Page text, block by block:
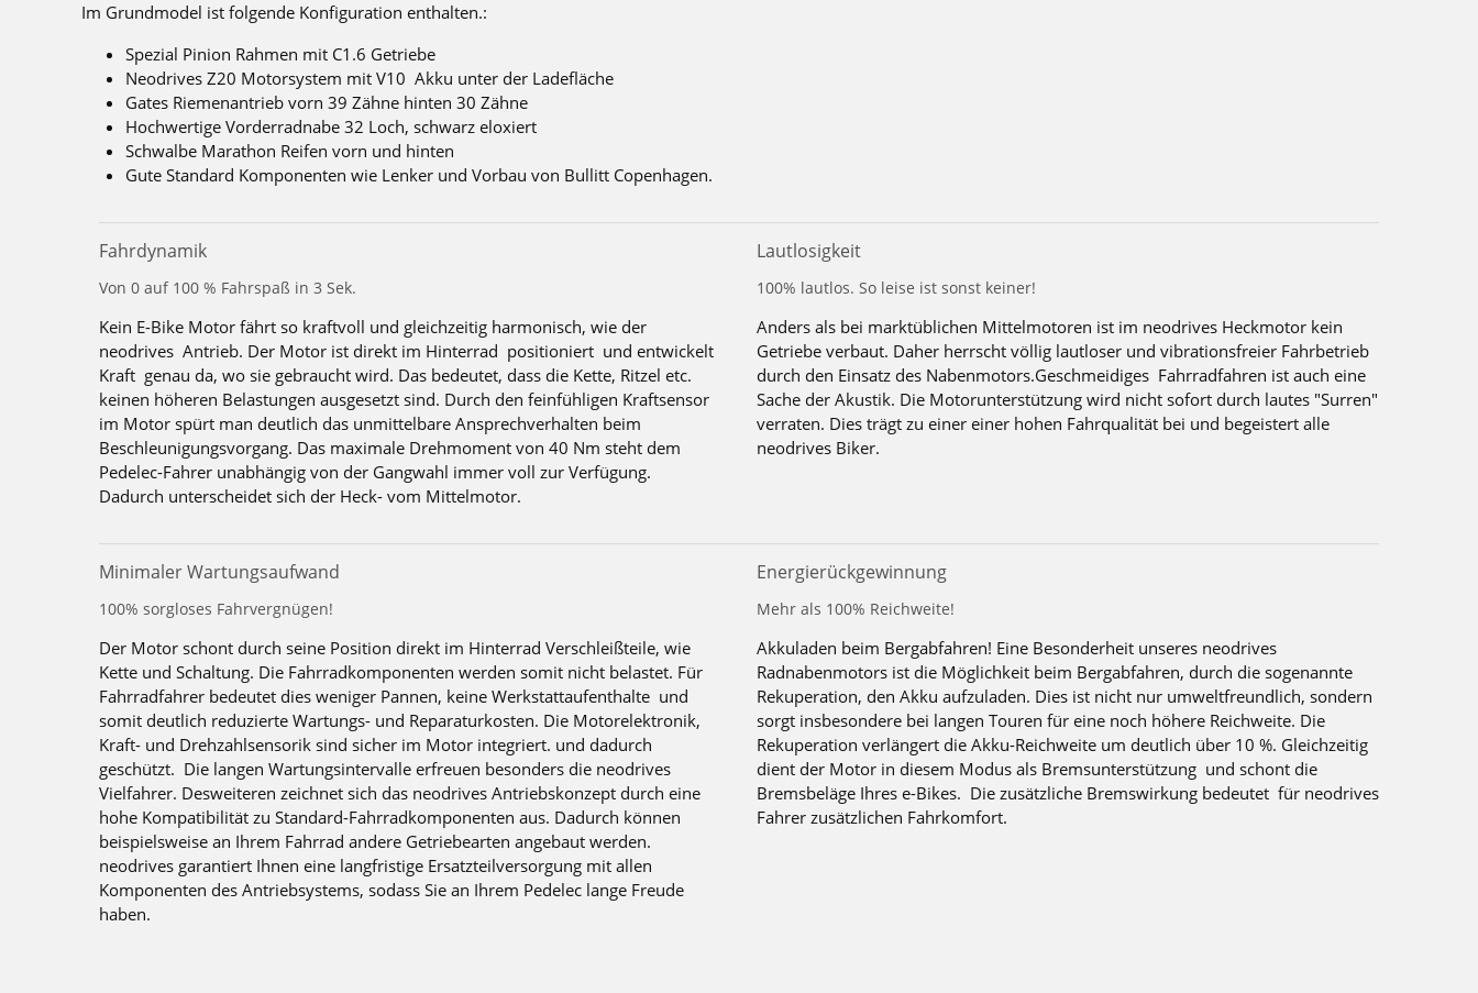
Im Grundmodel ist folgende Konfiguration enthalten.:
Spezial Pinion Rahmen mit C1.6 Getriebe
Neodrives Z20 Motorsystem mit V10 Akku unter der Ladefläche
Gates Riemenantrieb vorn 39 Zähne hinten 30 Zähne
Hochwertige Vorderradnabe 32 Loch, schwarz eloxiert
Schwalbe Marathon Reifen vorn und hinten
Gute Standard Komponenten wie Lenker und Vorbau von Bullitt Copenhagen.
Fahrdynamik
Von 0 auf 100 % Fahrspaß in 3 Sek.
Kein E-Bike Motor fährt so kraftvoll und gleichzeitig harmonisch, wie der
neodrives Antrieb. Der Motor ist direkt im Hinterrad positioniert und entwickelt
Kraft genau da, wo sie gebraucht wird. Das bedeutet, dass die Kette, Ritzel etc.
keinen höheren Belastungen ausgesetzt sind. Durch den feinfühligen Kraftsensor
im Motor spürt man deutlich das unmittelbare Ansprechverhalten beim
Beschleunigungsvorgang. Das maximale Drehmoment von 40 Nm steht dem
Pedelec-Fahrer unabhängig von der Gangwahl immer voll zur Verfügung.
Dadurch unterscheidet sich der Heck- vom Mittelmotor.
Lautlosigkeit
100% lautlos. So leise ist sonst keiner!
Anders als bei marktüblichen Mittelmotoren ist im neodrives Heckmotor kein
Getriebe verbaut. Daher herrscht völlig lautloser und vibrationsfreier Fahrbetrieb
durch den Einsatz des Nabenmotors.Geschmeidiges Fahrradfahren ist auch eine
Sache der Akustik. Die Motorunterstützung wird nicht sofort durch lautes "Surren"
verraten. Dies trägt zu einer einer hohen Fahrqualität bei und begeistert alle
neodrives Biker.
Minimaler Wartungsaufwand
100% sorgloses Fahrvergnügen!
Der Motor schont durch seine Position direkt im Hinterrad Verschleißteile, wie
Kette und Schaltung. Die Fahrradkomponenten werden somit nicht belastet. Für
Fahrradfahrer bedeutet dies weniger Pannen, keine Werkstattaufenthalte und
somit deutlich reduzierte Wartungs- und Reparaturkosten. Die Motorelektronik,
Kraft- und Drehzahlsensorik sind sicher im Motor integriert. und dadurch
geschützt. Die langen Wartungsintervalle erfreuen besonders die neodrives
Vielfahrer. Desweiteren zeichnet sich das neodrives Antriebskonzept durch eine
hohe Kompatibilität zu Standard-Fahrradkomponenten aus. Dadurch können
beispielsweise an Ihrem Fahrrad andere Getriebearten angebaut werden.
neodrives garantiert Ihnen eine langfristige Ersatzteilversorgung mit allen
Komponenten des Antriebsystems, sodass Sie an Ihrem Pedelec lange Freude
haben.
Energierückgewinnung
Mehr als 100% Reichweite!
Akkuladen beim Bergabfahren! Eine Besonderheit unseres neodrives
Radnabenmotors ist die Möglichkeit beim Bergabfahren, durch die sogenannte
Rekuperation, den Akku aufzuladen. Dies ist nicht nur umweltfreundlich, sondern
sorgt insbesondere bei langen Touren für eine noch höhere Reichweite. Die
Rekuperation verlängert die Akku-Reichweite um deutlich über 10 %. Gleichzeitig
dient der Motor in diesem Modus als Bremsunterstützung und schont die
Bremsbeläge Ihres e-Bikes. Die zusätzliche Bremswirkung bedeutet für neodrives
Fahrer zusätzlichen Fahrkomfort.